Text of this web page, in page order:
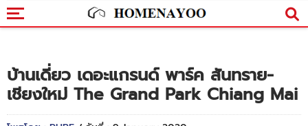
บ้านเดี่ยว เดอะแกรนด์ พาร์ค สันทราย-
เชียงใหม่ The Grand Park Chiang Mai